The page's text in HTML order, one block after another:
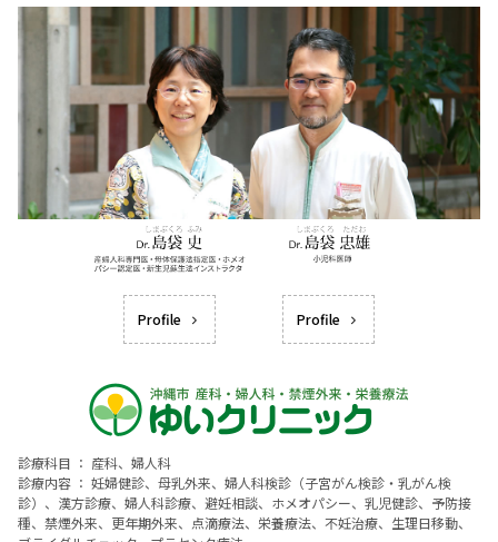
Profile Profile
診療科目 ： 産科、婦人科
診療内容 ： 妊婦健診、母乳外来、婦人科検診（子宮がん検診・乳がん検
診）、漢方診療、婦人科診療、避妊相談、ホメオパシー、乳児健診、予防接
種、禁煙外来、更年期外来、点滴療法、栄養療法、不妊治療、生理日移動、